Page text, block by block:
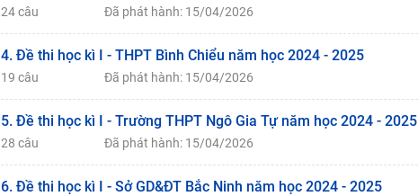
24 câu Đã phát hành: 15/04/2026
4. Đề thi học kì I - THPT Bình Chiểu năm học 2024 - 2025
19 câu Đã phát hành: 15/04/2026
5. Đề thi học kì I - Trường THPT Ngô Gia Tự năm học 2024 - 2025
28 câu Đã phát hành: 15/04/2026
6. Đề thi học kì I - Sở GD&ĐT Bắc Ninh năm học 2024 - 2025